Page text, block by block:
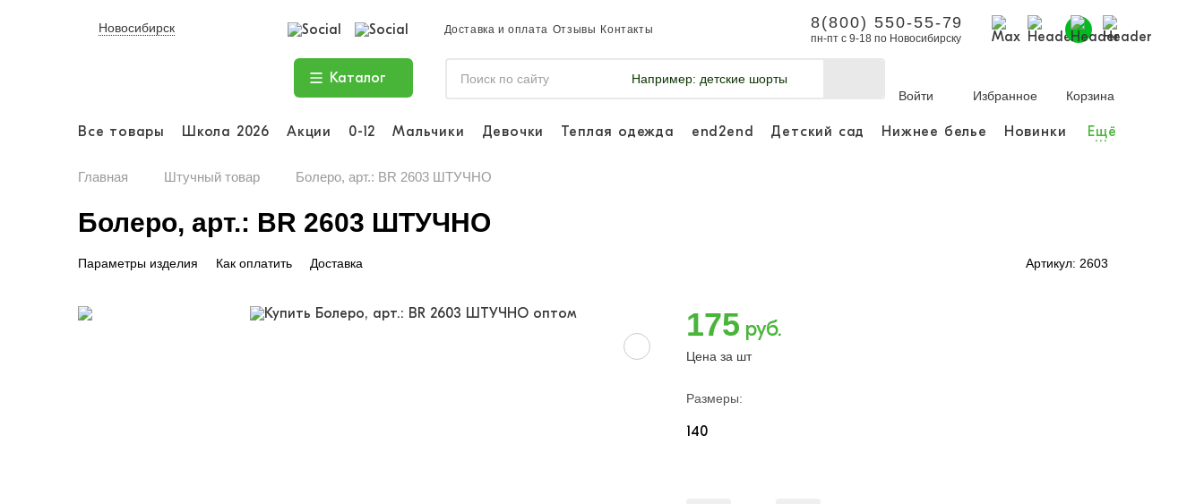
Новосибирск Доставка и оплата Отзывы Контакты 8(800) 550-55-79
пн-пт с 9-18 по Новосибирску
Каталог Например: детские шорты
Войти
Избранное Корзина
Все товары Школа 2026 Акции 0-12 Мальчики Девочки Теплая одежда end2end Детский сад Нижнее белье Новинки Ещё
...
Главная Штучный товар Болеро, арт.: BR 2603 ШТУЧНО
Болеро, арт.: BR 2603 ШТУЧНО
Параметры изделия Как оплатить Доставка Артикул: 2603
175 руб.
Цена за шт
Размеры:
140